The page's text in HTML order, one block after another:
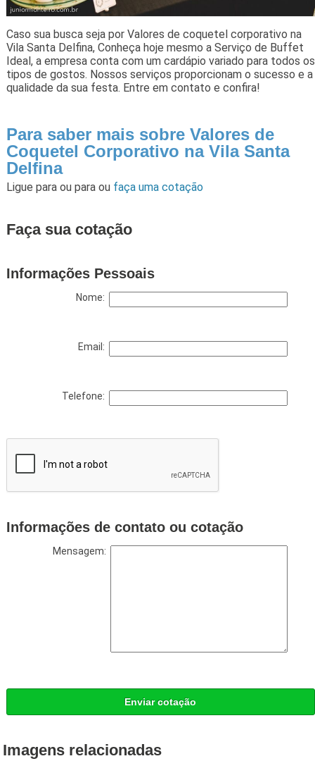
Caso sua busca seja por Valores de coquetel corporativo na
Vila Santa Delfina, Conheça hoje mesmo a Serviço de Buffet
Ideal, a empresa conta com um cardápio variado para todos os
tipos de gostos. Nossos serviços proporcionam o sucesso e a
qualidade da sua festa. Entre em contato e confira!
Para saber mais sobre Valores de
Coquetel Corporativo na Vila Santa
Delfina
Ligue para ou para ou faça uma cotação
Faça sua cotação
Informações Pessoais
Nome:
Email:
Telefone:
Informações de contato ou cotação
Mensagem:
Enviar cotação
Imagens relacionadas